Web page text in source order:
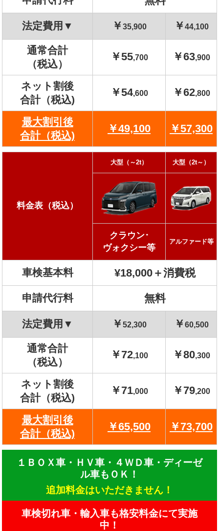
法定費用▼ ￥35,900 ￥44,100
通常合計
（税込）
￥55,700 ￥63,900
ネット割後
合計（税込)
￥54,600 ￥62,800
最大割引後
合計（税込)
￥49,100 ￥57,300
料金表（税込）
大型（～2t） 大型（2t～）
クラウン･
ヴォクシー等
アルファード等
車検基本料 ¥18,000＋消費税
申請代行料 無料
法定費用▼ ￥52,300 ￥60,500
通常合計
（税込）
￥72,100 ￥80,300
ネット割後
合計（税込)
￥71,000 ￥79,200
最大割引後
合計（税込)
￥65,500 ￥73,700
１ＢＯＸ車・ＨＶ車・４ＷＤ車・ディーゼ
ル車もＯＫ！
追加料金はいただきません！
車検切れ車・輸入車も格安料金にて実施
中！